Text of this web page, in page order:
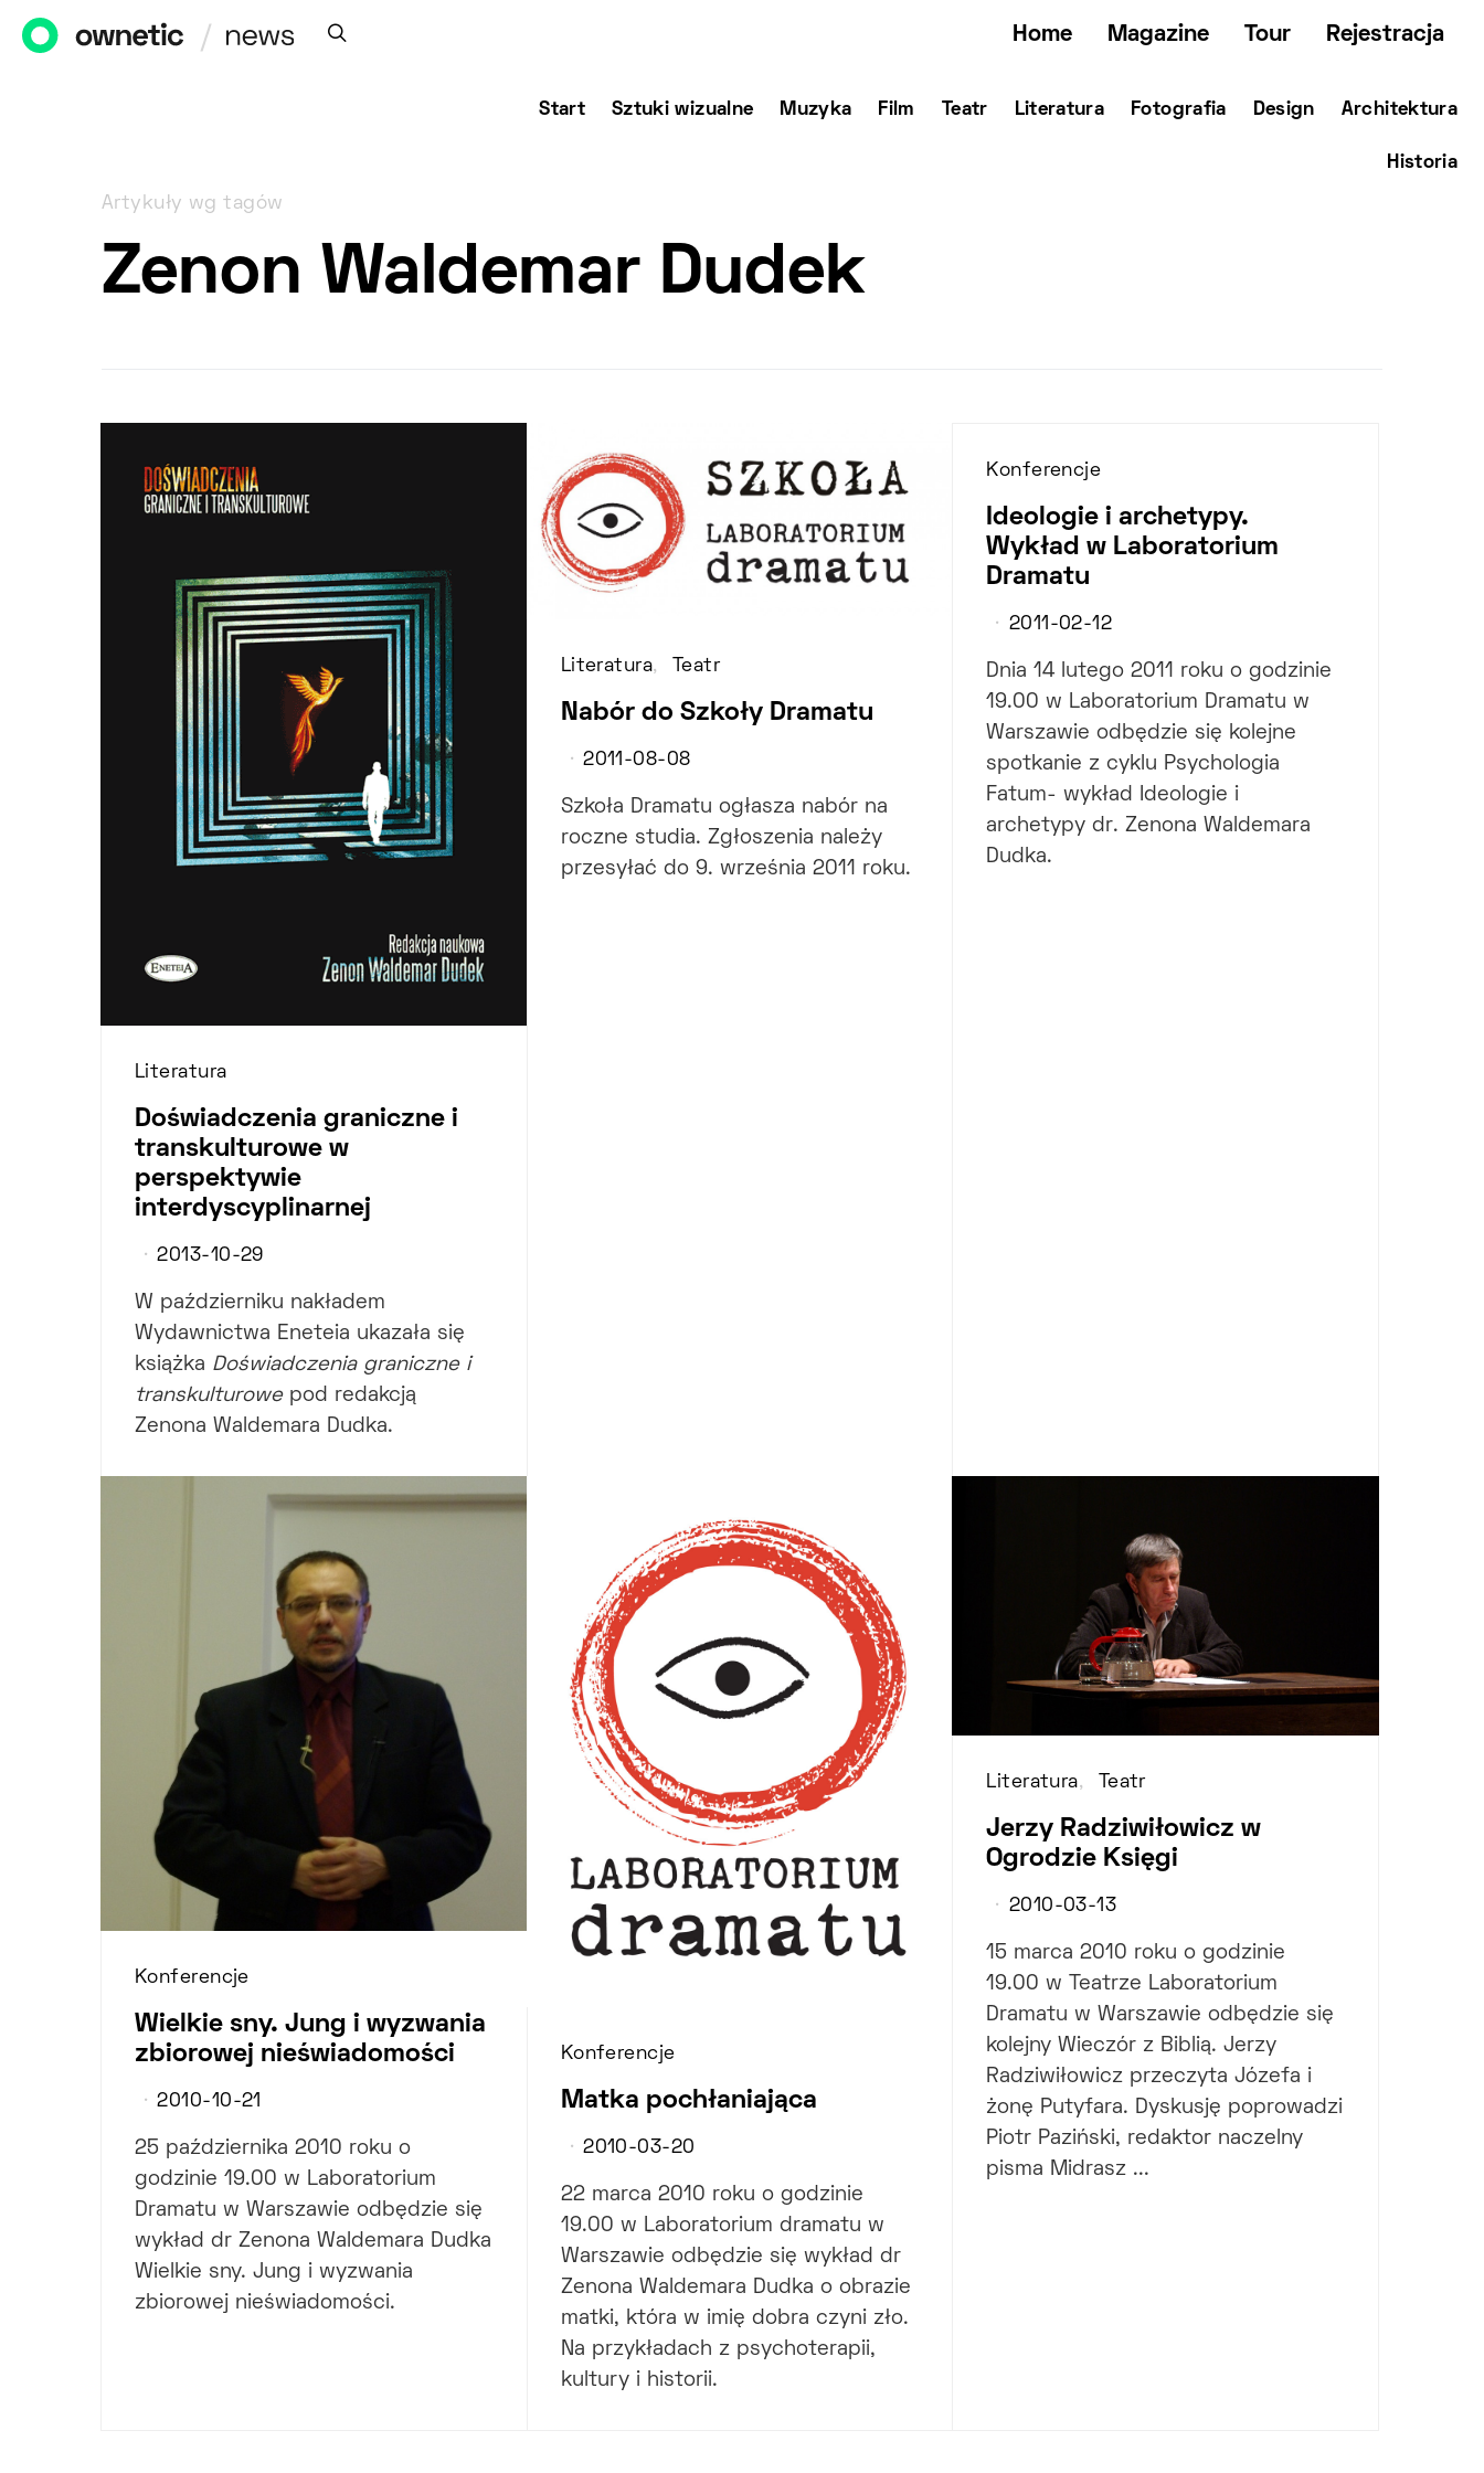
Home Magazine Tour Rejestracja
Start Sztuki wizualne Muzyka Film Teatr Literatura Fotografia Design Architektura
Historia
Artykuły wg tagów
Zenon Waldemar Dudek
Literatura
Doświadczenia graniczne i
transkulturowe w
perspektywie
interdyscyplinarnej
2013-10-29
W październiku nakładem
Wydawnictwa Eneteia ukazała się
książka Doświadczenia graniczne i
transkulturowepod redakcją
Zenona Waldemara Dudka.
Literatura Teatr
Nabór do Szkoły Dramatu
2011-08-08
Szkoła Dramatu ogłasza nabór na
roczne studia. Zgłoszenia należy
przesyłać do 9. września 2011 roku.
Konferencje
Ideologie i archetypy.
Wykład w Laboratorium
Dramatu
2011-02-12
Dnia 14 lutego 2011 roku o godzinie
19.00 w Laboratorium Dramatu w
Warszawie odbędzie się kolejne
spotkanie z cyklu Psychologia
Fatum- wykład Ideologie i
archetypy dr. Zenona Waldemara
Dudka.
Konferencje
Wielkie sny. Jung i wyzwania
zbiorowej nieświadomości
2010-10-21
25 października 2010 roku o
godzinie 19.00 w Laboratorium
Dramatu w Warszawie odbędzie się
wykład dr Zenona Waldemara Dudka
Wielkie sny. Jung i wyzwania
zbiorowej nieświadomości.
Konferencje
Matka pochłaniająca
2010-03-20
22 marca 2010 roku o godzinie
19.00 w Laboratorium dramatu w
Warszawie odbędzie się wykład dr
Zenona Waldemara Dudka o obrazie
matki, która w imię dobra czyni zło.
Na przykładach z psychoterapii,
kultury i historii.
Literatura Teatr
Jerzy Radziwiłowicz w
Ogrodzie Księgi
2010-03-13
15 marca 2010 roku o godzinie
19.00 w Teatrze Laboratorium
Dramatu w Warszawie odbędzie się
kolejny Wieczór z Biblią. Jerzy
Radziwiłowicz przeczyta Józefa i
żonę Putyfara. Dyskusję poprowadzi
Piotr Paziński, redaktor naczelny
pisma Midrasz ...